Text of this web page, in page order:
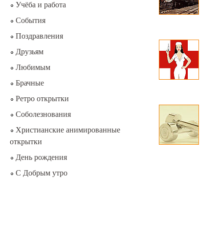
Учёба и работа
События
Поздравления
Друзьям
Любимым
Брачные
Ретро открытки
Соболезнования
Христианские анимированные
открытки
День рождения
С Добрым утро